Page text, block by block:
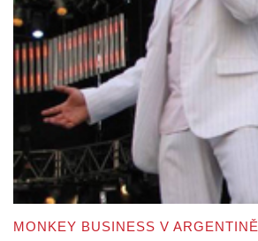
MONKEY BUSINESS V ARGENTINĚ